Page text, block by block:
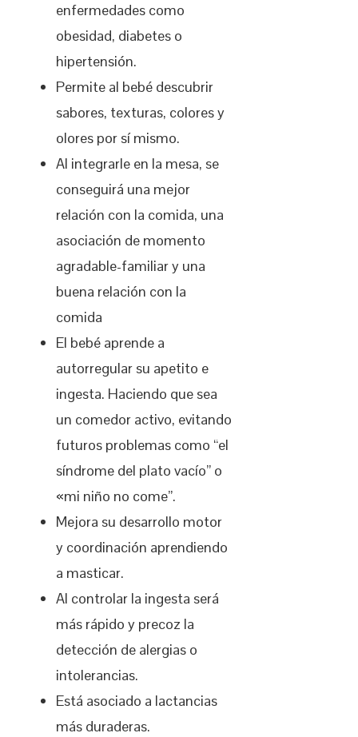
enfermedades como
obesidad, diabetes o
hipertensión.
Permite al bebé descubrir
sabores, texturas, colores y
olores por sí mismo.
Al integrarle en la mesa, se
conseguirá una mejor
relación con la comida, una
asociación de momento
agradable-familiar y una
buena relación con la
comida
El bebé aprende a
autorregular su apetito e
ingesta. Haciendo que sea
un comedor activo, evitando
futuros problemas como “el
síndrome del plato vacío” o
«mi niño no come”.
Mejora su desarrollo motor
y coordinación aprendiendo
a masticar.
Al controlar la ingesta será
más rápido y precoz la
detección de alergias o
intolerancias.
Está asociado a lactancias
más duraderas.